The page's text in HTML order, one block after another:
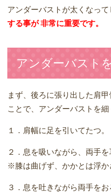
アンダーバストが太くなって
する事が非常に重要です。
アンダーバスト
まず、後ろに張り出した肩
ことで、アンダーバストを細
１．肩幅に足を引いてたつ。
２．息を吸いながら、両手を
※膝は曲げず、かかとは浮か
３．息を吐きながら両手をお